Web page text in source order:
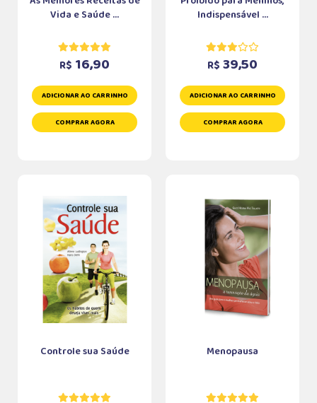
Vida e Saúde ...
R$ 16,90
ADICIONAR AO CARRINHO
COMPRAR AGORA
Indispensável ...
R$ 39,50
ADICIONAR AO CARRINHO
COMPRAR AGORA
Controle sua Saúde Menopausa